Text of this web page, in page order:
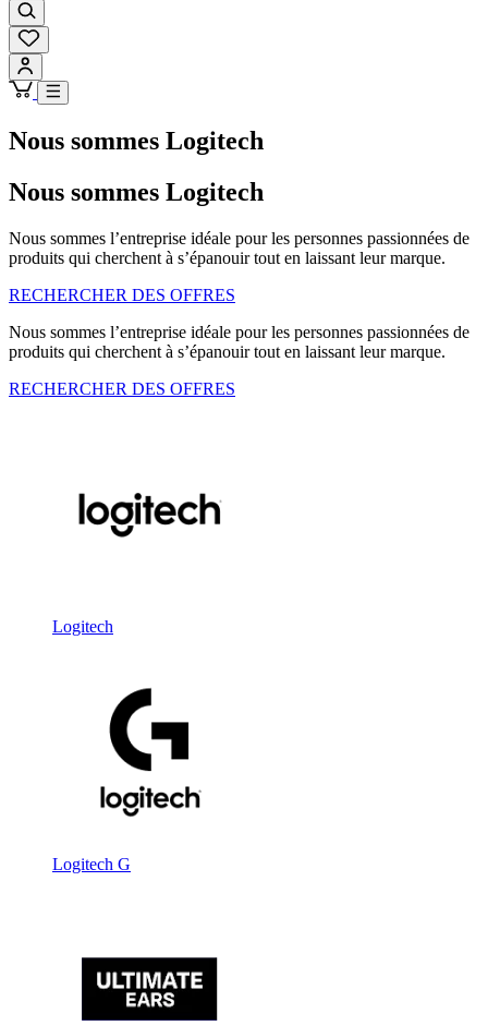
Nous sommes Logitech
Nous sommes Logitech
Nous sommes l’entreprise idéale pour les personnes passionnées de
produits qui cherchent à s’épanouir tout en laissant leur marque.
RECHERCHER DES OFFRES
Nous sommes l’entreprise idéale pour les personnes passionnées de
produits qui cherchent à s’épanouir tout en laissant leur marque.
RECHERCHER DES OFFRES
Logitech
Logitech G